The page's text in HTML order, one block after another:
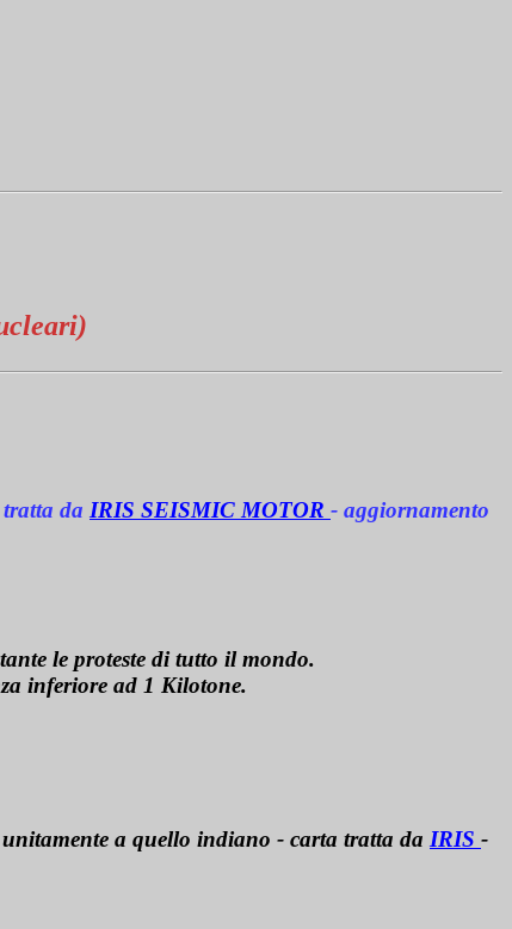
da IRIS SEISMIC MOTOR - aggiornamento
le proteste di tutto il mondo.
inferiore ad 1 Kilotone.
a quello indiano - carta tratta da IRIS -